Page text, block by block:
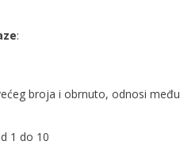
:
broja i obrnuto, odnosi među
1 do 10